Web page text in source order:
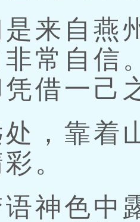
自燕州
常自信
借一己
靠着山
。
色中露